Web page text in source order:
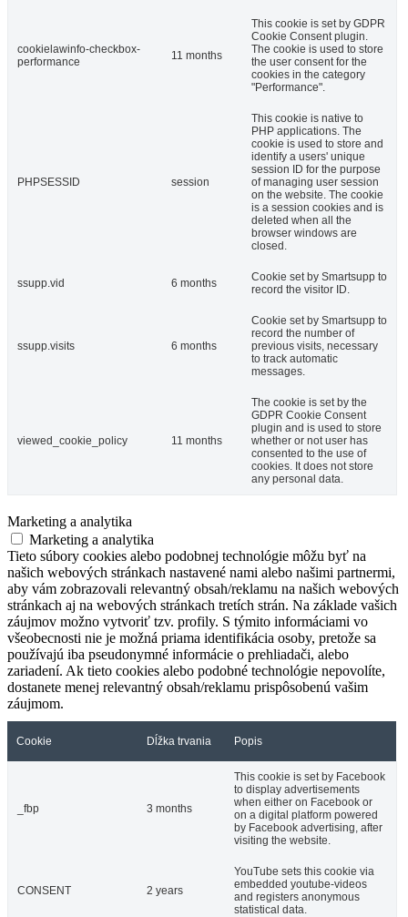
cookielawinfo-checkbox-
performance
11 months
This cookie is set by GDPR
Cookie Consent plugin.
The cookie is used to store
the user consent for the
cookies in the category
"Performance".
PHPSESSID session
This cookie is native to
PHP applications. The
cookie is used to store and
identify a users' unique
session ID for the purpose
of managing user session
on the website. The cookie
is a session cookies and is
deleted when all the
browser windows are
closed.
ssupp.vid 6 months
Cookie set by Smartsupp to
record the visitor ID.
ssupp.visits 6 months
Cookie set by Smartsupp to
record the number of
previous visits, necessary
to track automatic
messages.
viewed_cookie_policy 11 months
The cookie is set by the
GDPR Cookie Consent
plugin and is used to store
whether or not user has
consented to the use of
cookies. It does not store
any personal data.
Marketing a analytika
Marketing a analytika
Tieto súbory cookies alebo podobnej technológie môžu byť na
našich webových stránkach nastavené nami alebo našimi partnermi,
aby vám zobrazovali relevantný obsah/reklamu na našich webových
stránkach aj na webových stránkach tretích strán. Na základe vašich
záujmov možno vytvoriť tzv. profily. S týmito informáciami vo
všeobecnosti nie je možná priama identifikácia osoby, pretože sa
používajú iba pseudonymné informácie o prehliadači, alebo
zariadení. Ak tieto cookies alebo podobné technológie nepovolíte,
dostanete menej relevantný obsah/reklamu prispôsobenú vašim
záujmom.
Cookie Dĺžka trvania Popis
_fbp 3 months
This cookie is set by Facebook
to display advertisements
when either on Facebook or
on a digital platform powered
by Facebook advertising, after
visiting the website.
CONSENT 2 years
YouTube sets this cookie via
embedded youtube-videos
and registers anonymous
statistical data.